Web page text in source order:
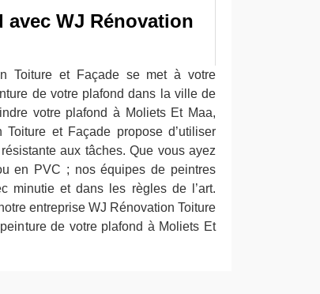
WJ Rénovation
Toiture et Façade se met à votre
de votre plafond dans la ville de
votre plafond à Moliets Et Maa,
et Façade propose d’utiliser
aux tâches. Que vous ayez
en PVC ; nos équipes de peintres
minutie et dans les règles de l’art.
entreprise WJ Rénovation Toiture
de votre plafond à Moliets Et